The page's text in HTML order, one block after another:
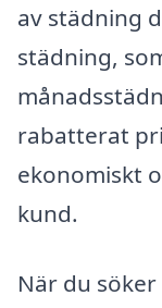
av städning
städning,
rabatterat
ekonomiskt
kund.
När du söker